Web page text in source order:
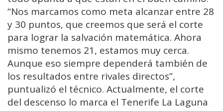
“Nos marcamos como meta alcanzar entre 28
y 30 puntos, que creemos que será el corte
para lograr la salvación matemática. Ahora
mismo tenemos 21, estamos muy cerca.
Aunque eso siempre dependerá también de
los resultados entre rivales directos”,
puntualizó el técnico. Actualmente, el corte
del descenso lo marca el Tenerife La Laguna